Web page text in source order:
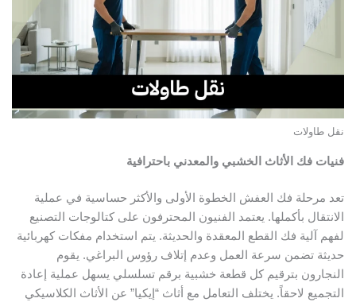
نقل طاولات
فنيات فك الأثاث الخشبي والمعدني باحترافية
تعد مرحلة فك العفش الخطوة الأولى والأكثر حساسية في عملية
الانتقال بأكملها. يعتمد الفنيون المحترفون على كتالوجات التصنيع
لفهم آلية فك القطع المعقدة والحديثة. يتم استخدام مفكات كهربائية
حديثة تضمن سرعة العمل وعدم إتلاف رؤوس البراغي. يقوم
النجارون بترقيم كل قطعة خشبية برقم تسلسلي يسهل عملية إعادة
التجميع لاحقاً. يختلف التعامل مع أثاث “إيكيا” عن الأثاث الكلاسيكي